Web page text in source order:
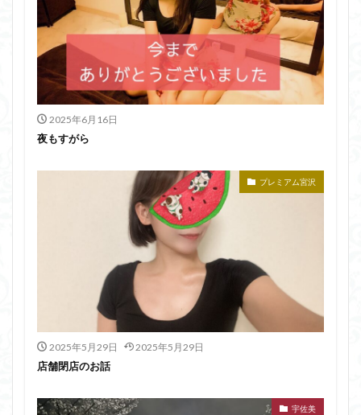
2025年6月16日
夜もすがら
プレミアム宮沢
2025年5月29日 2025年5月29日
店舗閉店のお話
宇佐美